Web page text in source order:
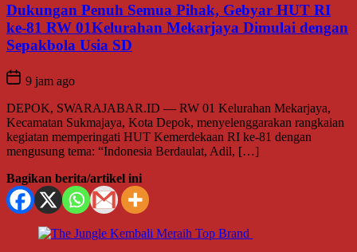
Dukungan Penuh Semua Pihak, Gebyar HUT RI
ke-81 RW 01Kelurahan Mekarjaya Dimulai dengan
Sepakbola Usia SD
9 jam ago
DEPOK, SWARAJABAR.ID — RW 01 Kelurahan Mekarjaya,
Kecamatan Sukmajaya, Kota Depok, menyelenggarakan rangkaian
kegiatan memperingati HUT Kemerdekaan RI ke-81 dengan
mengusung tema: “Indonesia Berdaulat, Adil, […]
Bagikan berita/artikel ini